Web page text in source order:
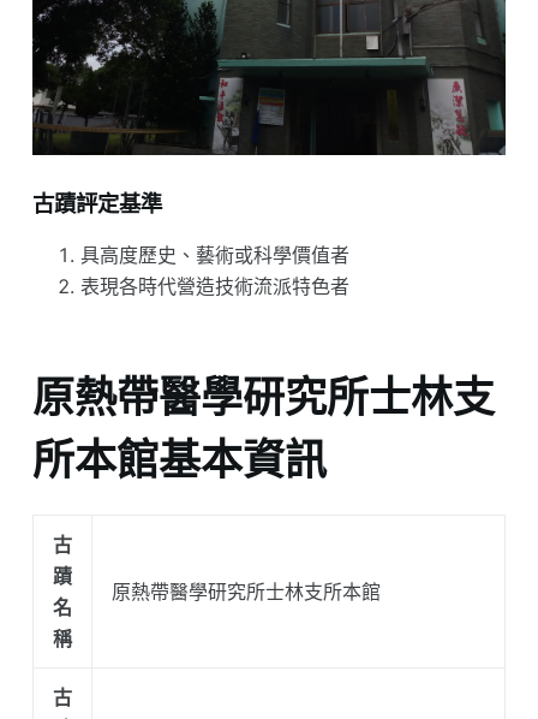
古蹟評定基準
具高度歷史、藝術或科學價值者
表現各時代營造技術流派特色者
原熱帶醫學研究所士林支
所本館基本資訊
古
蹟
名
稱
原熱帶醫學研究所士林支所本館
古